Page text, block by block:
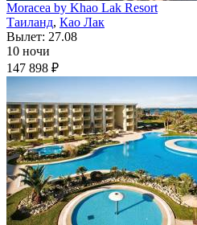
Moracea by Khao Lak Resort
Таиланд, Као Лак
Вылет: 27.08
10 ночи
147 898 ₽